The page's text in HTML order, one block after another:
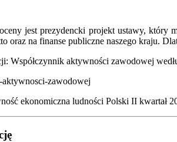
jest prezydencki projekt ustawy, który
oraz na finanse publiczne naszego kraju.
Współczynnik aktywności zawodowej
ekonomiczna ludności Polski II kwartał